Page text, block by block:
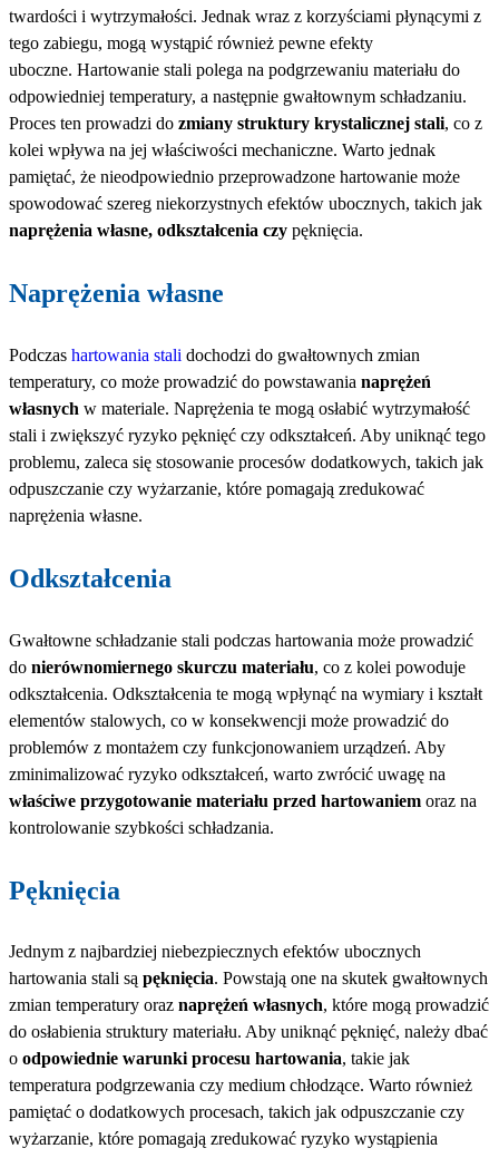
twardości i wytrzymałości. Jednak wraz z korzyściami płynącymi z
tego zabiegu, mogą wystąpić również pewne efekty
uboczne. Hartowanie stali polega na podgrzewaniu materiału do
odpowiedniej temperatury, a następnie gwałtownym schładzaniu.
Proces ten prowadzi do zmiany struktury krystalicznej stali, co z
kolei wpływa na jej właściwości mechaniczne. Warto jednak
pamiętać, że nieodpowiednio przeprowadzone hartowanie może
spowodować szereg niekorzystnych efektów ubocznych, takich jak
naprężenia własne, odkształcenia czy pęknięcia.
Naprężenia własne
Podczas hartowania stali dochodzi do gwałtownych zmian
temperatury, co może prowadzić do powstawania naprężeń
własnych w materiale. Naprężenia te mogą osłabić wytrzymałość
stali i zwiększyć ryzyko pęknięć czy odkształceń. Aby uniknąć tego
problemu, zaleca się stosowanie procesów dodatkowych, takich jak
odpuszczanie czy wyżarzanie, które pomagają zredukować
naprężenia własne.
Odkształcenia
Gwałtowne schładzanie stali podczas hartowania może prowadzić
do nierównomiernego skurczu materiału, co z kolei powoduje
odkształcenia. Odkształcenia te mogą wpłynąć na wymiary i kształt
elementów stalowych, co w konsekwencji może prowadzić do
problemów z montażem czy funkcjonowaniem urządzeń. Aby
zminimalizować ryzyko odkształceń, warto zwrócić uwagę na
właściwe przygotowanie materiału przed hartowaniem oraz na
kontrolowanie szybkości schładzania.
Pęknięcia
Jednym z najbardziej niebezpiecznych efektów ubocznych
hartowania stali są pęknięcia. Powstają one na skutek gwałtownych
zmian temperatury oraz naprężeń własnych, które mogą prowadzić
do osłabienia struktury materiału. Aby uniknąć pęknięć, należy dbać
o odpowiednie warunki procesu hartowania, takie jak
temperatura podgrzewania czy medium chłodzące. Warto również
pamiętać o dodatkowych procesach, takich jak odpuszczanie czy
wyżarzanie, które pomagają zredukować ryzyko wystąpienia